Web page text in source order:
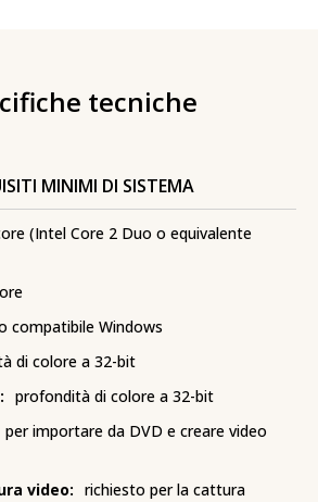
tecniche
MINIMI DI SISTEMA
(Intel Core 2 Duo o equivalente
compatibile Windows
di colore a 32-bit
profondità di colore a 32-bit
per importare da DVD e creare video
video: richiesto per la cattura